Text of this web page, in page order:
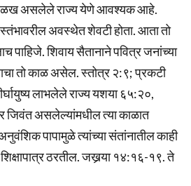
असलेले राज्य येणे आवश्यक आहे.
अवस्थेत शेवटी होता. आता तो
शिवाय सैतानाने पवित्र जनांच्या
तो काळ असेल. स्तोत्र २:९; प्रकटी
लाभलेले राज्य यशया ६५:२०,
जिवंत असलेल्यांमधील त्या काळात
पापामुळे त्यांच्या संतांनातील काही
ठरतील. जखर्‍या १४:१६-१९. ते